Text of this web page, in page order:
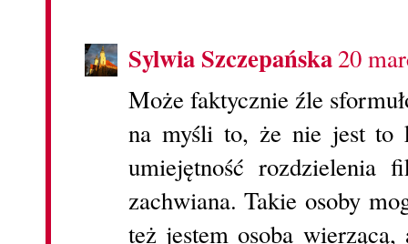
Sylwia Szczepańska 20
Może faktycznie źle
na myśli to, że nie jest to
umiejętność rozdzielenia
zachwiana. Takie osoby
też jestem osoba